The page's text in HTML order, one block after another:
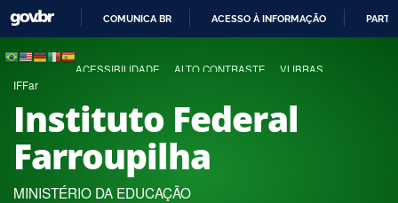
COMUNICA BR ACESSO À INFORMAÇÃO
ACESSIBILIDADE ALTO CONTRASTE VLIBRAS
IFFar
Instituto Federal
Farroupilha
MINISTÉRIO DA EDUCAÇÃO